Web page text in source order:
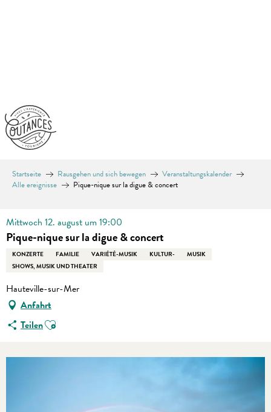
Startseite Rausgehen und sich bewegen
Veranstaltungskalender
Alle ereignisse
Pique-nique sur la digue & concert
Mittwoch 12. august um 19:00
Pique-nique sur la digue & concert
KONZERTE FAMILIE VARIÉTÉ-MUSIK KULTUR-
MUSIK
SHOWS, MUSIK UND THEATER
Hauteville-sur-Mer
Anfahrt
TeilenAjouter aux favoris